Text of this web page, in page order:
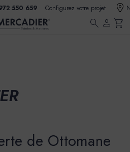
550 659 Configurez votre projet
search person shopping_cart
de Ottomane